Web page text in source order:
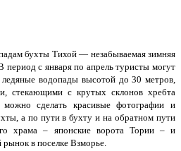
бухты Тихой — незабываемая зимняя
период с января по апрель туристы могут
ледяные водопады высотой до 30 метров,
стекающими с крутых склонов хребта
сделать красивые фотографии и
а по пути в бухту и на обратном пути
храма – японские ворота Тории – и
в поселке Взморье.